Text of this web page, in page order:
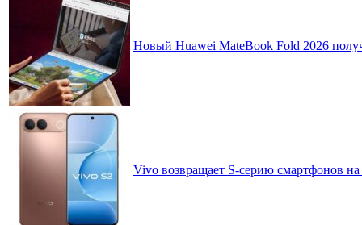
Новый Huawei MateBook Fold 2026
Vivo возвращает S-серию смартфонов